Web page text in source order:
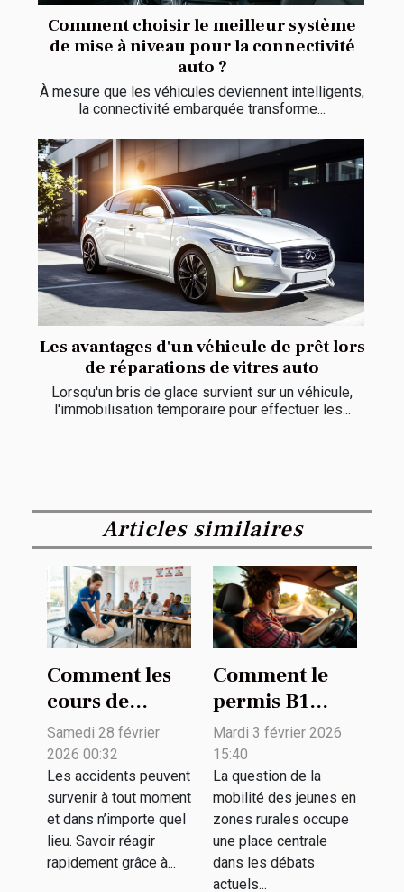
Comment choisir le meilleur système
de mise à niveau pour la connectivité
auto ?
À mesure que les véhicules deviennent intelligents,
la connectivité embarquée transforme...
Les avantages d'un véhicule de prêt lors
de réparations de vitres auto
Lorsqu'un bris de glace survient sur un véhicule,
l'immobilisation temporaire pour effectuer les...
Articles similaires
Comment les
cours de
premiers
secours
peuvent sauver
des vies ?
Samedi 28 février
2026 00:32
Les accidents peuvent
survenir à tout moment
et dans n’importe quel
lieu. Savoir réagir
rapidement grâce à...
Comment le
permis B1
facilite-t-il la
mobilité des
jeunes en
zones rurales
?
Mardi 3 février 2026
15:40
La question de la
mobilité des jeunes en
zones rurales occupe
une place centrale
dans les débats
actuels...